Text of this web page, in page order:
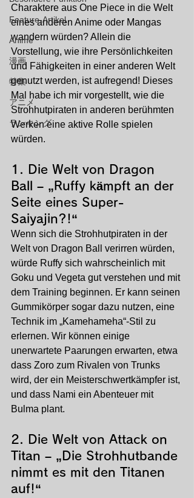
Feature-Artikel
Anime
漫画
特集
アニメ
ランキング
Charaktere aus One Piece in die Welt
eines anderen Anime oder Mangas
wandern würden? Allein die
Vorstellung, wie ihre Persönlichkeiten
und Fähigkeiten in einer anderen Welt
genutzt werden, ist aufregend! Dieses
Mal habe ich mir vorgestellt, wie die
Strohhutpiraten in anderen berühmten
Werken eine aktive Rolle spielen
würden.
1.
Die Welt von Dragon
Ball – „Ruffy kämpft an der
Seite eines Super-
Saiyajin?!“
Wenn sich die Strohhutpiraten in der
Welt von Dragon Ball verirren würden,
würde Ruffy sich wahrscheinlich mit
Goku und Vegeta gut verstehen und mit
dem Training beginnen. Er kann seinen
Gummikörper sogar dazu nutzen, eine
Technik im „Kamehameha“-Stil zu
erlernen. Wir können einige
unerwartete Paarungen erwarten, etwa
dass Zoro zum Rivalen von Trunks
wird, der ein Meisterschwertkämpfer ist,
und dass Nami ein Abenteuer mit
Bulma plant.
2.
Die Welt von Attack on
Titan – „Die Strohhutbande
nimmt es mit den Titanen
auf!“